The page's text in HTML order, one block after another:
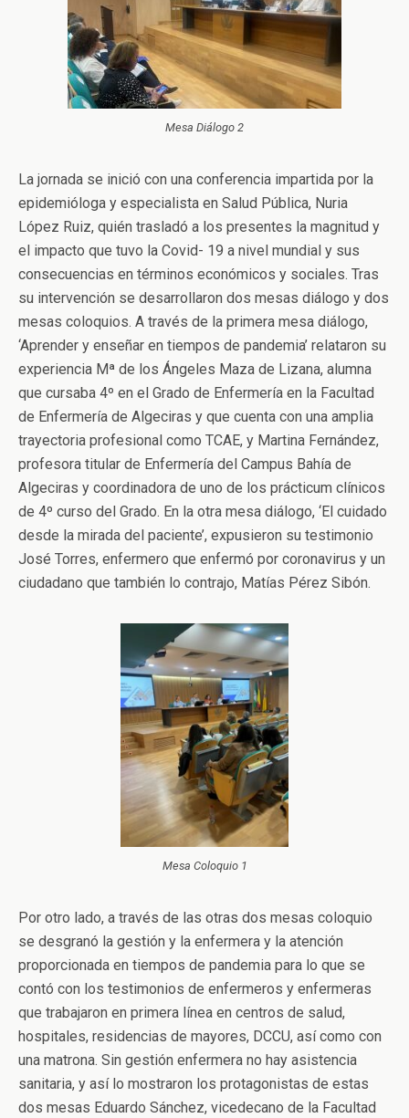
Mesa Diálogo 2
La jornada se inició con una conferencia impartida por la
epidemióloga y especialista en Salud Pública, Nuria
López Ruiz, quién trasladó a los presentes la magnitud y
el impacto que tuvo la Covid- 19 a nivel mundial y sus
consecuencias en términos económicos y sociales. Tras
su intervención se desarrollaron dos mesas diálogo y dos
mesas coloquios. A través de la primera mesa diálogo,
‘Aprender y enseñar en tiempos de pandemia’ relataron su
experiencia Mª de los Ángeles Maza de Lizana, alumna
que cursaba 4º en el Grado de Enfermería en la Facultad
de Enfermería de Algeciras y que cuenta con una amplia
trayectoria profesional como TCAE, y Martina Fernández,
profesora titular de Enfermería del Campus Bahía de
Algeciras y coordinadora de uno de los prácticum clínicos
de 4º curso del Grado. En la otra mesa diálogo, ‘El cuidado
desde la mirada del paciente’, expusieron su testimonio
José Torres, enfermero que enfermó por coronavirus y un
ciudadano que también lo contrajo, Matías Pérez Sibón.
Mesa Coloquio 1
Por otro lado, a través de las otras dos mesas coloquio
se desgranó la gestión y la enfermera y la atención
proporcionada en tiempos de pandemia para lo que se
contó con los testimonios de enfermeros y enfermeras
que trabajaron en primera línea en centros de salud,
hospitales, residencias de mayores, DCCU, así como con
una matrona. Sin gestión enfermera no hay asistencia
sanitaria, y así lo mostraron los protagonistas de estas
dos mesas Eduardo Sánchez, vicedecano de la Facultad